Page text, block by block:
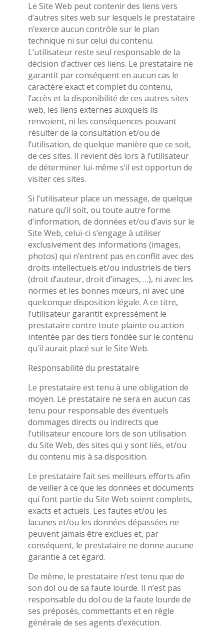
Le Site Web peut contenir des liens vers
d’autres sites web sur lesquels le prestataire
n’exerce aucun contrôle sur le plan
technique ni sur celui du contenu.
L’utilisateur reste seul responsable de la
décision d’activer ces liens. Le prestataire ne
garantit par conséquent en aucun cas le
caractère exact et complet du contenu,
l’accès et la disponibilité de ces autres sites
web, les liens externes auxquels ils
renvoient, ni les conséquences pouvant
résulter de la consultation et/ou de
l’utilisation, de quelque manière que ce soit,
de ces sites. Il revient dès lors à l’utilisateur
de déterminer lui-même s’il est opportun de
visiter ces sites.
Si l’utilisateur place un message, de quelque
nature qu’il soit, ou toute autre forme
d’information, de données et/ou d’avis sur le
Site Web, celui-ci s’engage à utiliser
exclusivement des informations (images,
photos) qui n’entrent pas en conflit avec des
droits intellectuels et/ou industriels de tiers
(droit d’auteur, droit d’images, …), ni avec les
normes et les bonnes mœurs, ni avec une
quelconque disposition légale. A ce titre,
l’utilisateur garantit expressément le
prestataire contre toute plainte ou action
intentée par des tiers fondée sur le contenu
qu’il aurait placé sur le Site Web.
Responsabilité du prestataire
Le prestataire est tenu à une obligation de
moyen. Le prestataire ne sera en aucun cas
tenu pour responsable des éventuels
dommages directs ou indirects que
l’utilisateur encoure lors de son utilisation
du Site Web, des sites qui y sont liés, et/ou
du contenu mis à sa disposition.
Le prestataire fait ses meilleurs efforts afin
de veiller à ce que les données et documents
qui font partie du Site Web soient complets,
exacts et actuels. Les fautes et/ou les
lacunes et/ou les données dépassées ne
peuvent jamais être exclues et, par
conséquent, le prestataire ne donne aucune
garantie à cet égard.
De même, le prestataire n’est tenu que de
son dol ou de sa faute lourde. Il n’est pas
responsable du dol ou de la faute lourde de
ses préposés, commettants et en règle
générale de ses agents d’exécution.